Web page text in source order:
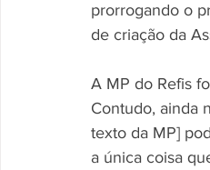
prorrogando o
de criação da
A MP do Refis
Contudo, ainda
texto da MP]
a única coisa